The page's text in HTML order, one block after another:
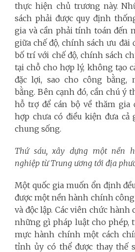
thực hiện chủ trương này.
sách phải được quy định
gia và cần phải tính toán đến
giữa chế độ, chính sách ưu đãi
bố trí với chế độ, chính sách
tại chỗ cho hợp lý, không tạo
đặc lợi, sao cho công bằng,
bằng. Bên cạnh đó, cần chú ý
hỗ trợ để cán bộ về thăm
hợp chưa có điều kiện đưa cả
chung sống.
Thứ sáu, xây dựng một nền
nghiệp từ Trung ương tới địa
Một quốc gia muốn ổn định
được một nền hành chính
và độc lập. Các viên chức
những gì pháp luật cho phép,
mực hành chính một cách
tỉnh ủy có thể được thay thế